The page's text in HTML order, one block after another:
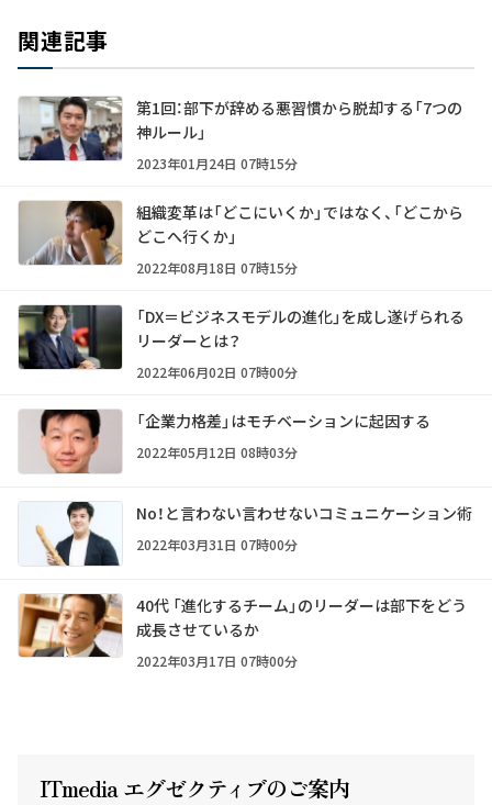
関連記事
第1回：部下が辞める悪習慣から脱却する「7つの
神ルール」
2023年01月24日 07時15分
組織変革は「どこにいくか」ではなく、「どこから
どこへ行くか」
2022年08月18日 07時15分
「DX＝ビジネスモデルの進化」を成し遂げられる
リーダーとは？
2022年06月02日 07時00分
「企業力格差」はモチベーションに起因する
2022年05月12日 08時03分
No！と言わない言わせないコミュニケーション術
2022年03月31日 07時00分
40代 「進化するチーム」のリーダーは部下をどう
成長させているか
2022年03月17日 07時00分
ITmedia エグゼクティ ブのご案内